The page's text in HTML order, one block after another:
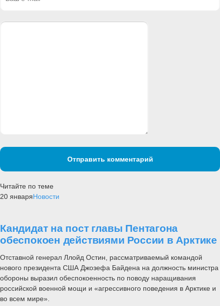
Отправить комментарий
Читайте по теме
20 январяНовости
Кандидат на пост главы Пентагона
обеспокоен действиями России в Арктике
Отставной генерал Ллойд Остин, рассматриваемый командой
нового президента США Джозефа Байдена на должность министра
обороны выразил обеспокоенность по поводу наращивания
российской военной мощи и «агрессивного поведения в Арктике и
во всем мире».